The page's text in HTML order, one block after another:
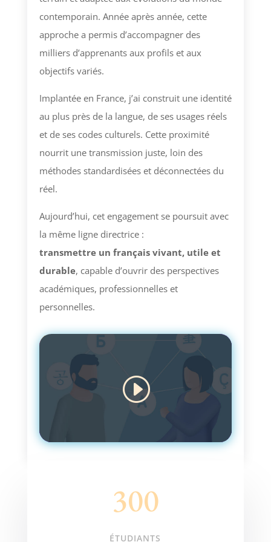
contemporain. Année après année, cette
approche a permis d’accompagner des
milliers d’apprenants aux profils et aux
objectifs variés.
Implantée en France, j’ai construit une identité
au plus près de la langue, de ses usages réels
et de ses codes culturels. Cette proximité
nourrit une transmission juste, loin des
méthodes standardisées et déconnectées du
réel.
Aujourd’hui, cet engagement se poursuit avec
la même ligne directrice :
transmettre un français vivant, utile et
durable, capable d’ouvrir des perspectives
académiques, professionnelles et
personnelles.
Cliquez pour accepter les cookies
marketing et activer ce contenu
300
ÉTUDIANTS